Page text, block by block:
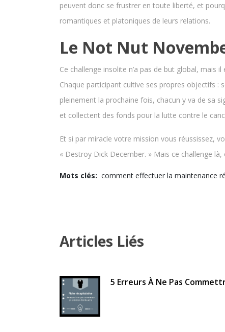
peuvent donc se frustrer en toute liberté, et
romantiques et platoniques de leurs relations.
Le Not Nut
Ce challenge insolite n’a pas de but global,
Chaque participant cultive ses propres objectifs :
pleinement la prochaine fois, chacun y va de sa
et collectent des fonds pour la lutte contre le
Et si par miracle votre mission vous réussissez,
« Destroy Dick December. » Mais ce challenge
Mots clés: comment effectuer la maintenance
Articles Liés
5 Erreurs À Ne Pas